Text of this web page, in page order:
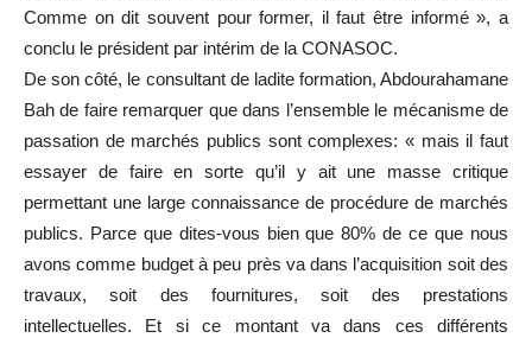
Comme on dit souvent pour former, il faut être informé », a
conclu le président par intérim de la CONASOC.
De son côté, le consultant de ladite formation, Abdourahamane
Bah de faire remarquer que dans l’ensemble le mécanisme de
passation de marchés publics sont complexes: « mais il faut
essayer de faire en sorte qu’il y ait une masse critique
permettant une large connaissance de procédure de marchés
publics. Parce que dites-vous bien que 80% de ce que nous
avons comme budget à peu près va dans l’acquisition soit des
travaux, soit des fournitures, soit des prestations
intellectuelles. Et si ce montant va dans ces différents